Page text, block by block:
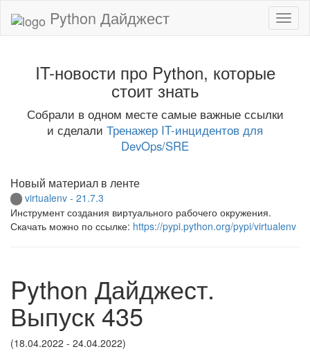
Python Дайджест
IT-новости про Python, которые
стоит знать
Собрали в одном месте самые важные ссылки
и сделали Тренажер IT-инцидентов для
DevOps/SRE
Новый материал в ленте
virtualenv - 21.7.3
Инструмент создания виртуального рабочего окружения.
Скачать можно по ссылке: https://pypi.python.org/pypi/virtualenv
Python Дайджест.
Выпуск 435
(18.04.2022 - 24.04.2022)